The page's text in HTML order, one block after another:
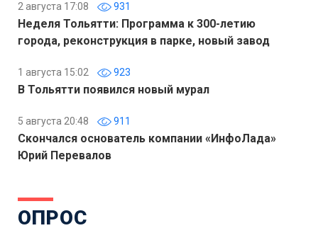
2 августа 17:08 931
Неделя Тольятти: Программа к 300-летию
города, реконструкция в парке, новый завод
1 августа 15:02 923
В Тольятти появился новый мурал
5 августа 20:48 911
Скончался основатель компании «ИнфоЛада»
Юрий Перевалов
ОПРОС